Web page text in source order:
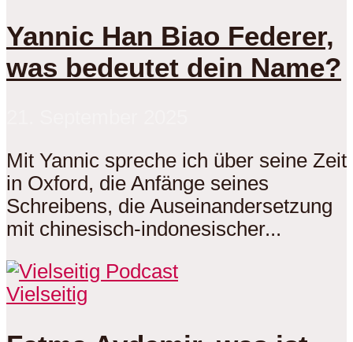
Yannic Han Biao Federer,
was bedeutet dein Name?
Mit Yannic spreche ich über seine Zeit
in Oxford, die Anfänge seines
Schreibens, die Auseinandersetzung
mit chinesisch-indonesischer...
Vielseitig